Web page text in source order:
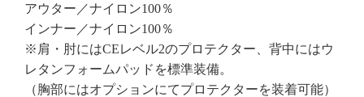
アウター／ナイロン100％
インナー／ナイロン100％
※肩・肘にはCEレベル2のプロテクター、背中にはウ
レタンフォームパッドを標準装備。
（胸部にはオプションにてプロテクターを装着可能）